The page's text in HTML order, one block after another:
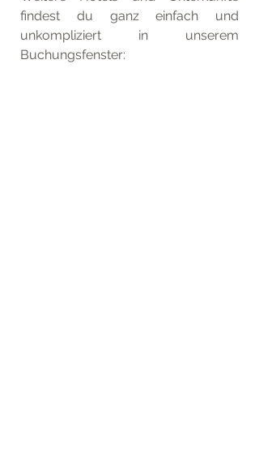
findest du ganz einfach und
unkompliziert in unserem
Buchungsfenster: